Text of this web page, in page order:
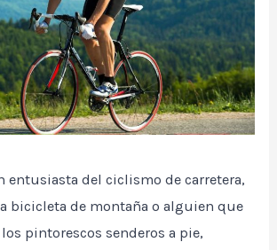
entusiasta del ciclismo de carretera,
bicicleta de montaña o alguien que
pintorescos senderos a pie,